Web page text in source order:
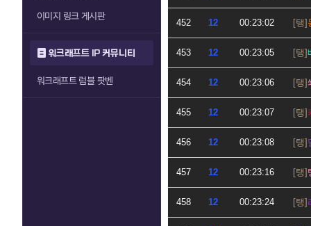
이미지 링크 게시판
워크래프트 IP 커뮤니티
워크래프트 럼블 팟벤
452 12 00:23:02
453 12 00:23:05
454 12 00:23:06
455 12 00:23:07
456 12 00:23:08
457 12 00:23:16
458 12 00:23:24